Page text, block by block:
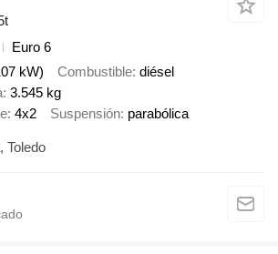
Euro 6
kW) Combustible diésel
3.545 kg
4x2 Suspensión parabólica
Toledo